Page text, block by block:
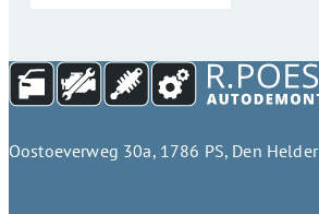
Oostoeverweg 30a, 1786 PS, Den Helder